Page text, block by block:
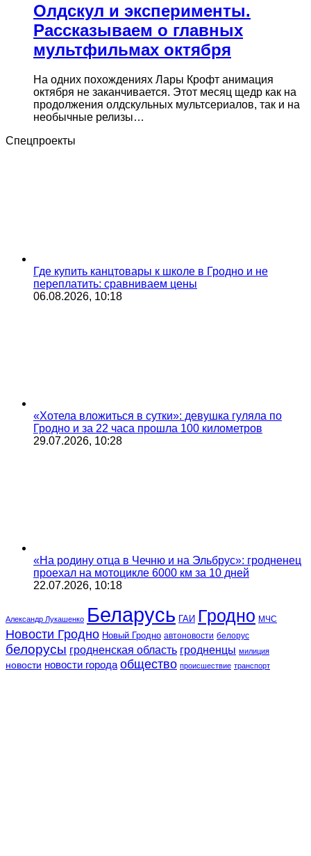
Олдскул и эксперименты.
Рассказываем о главных
мультфильмах октября
На одних похождениях Лары Крофт анимация
октября не заканчивается. Этот месяц щедр как на
продолжения олдскульных мультсериалов, так и на
необычные релизы…
Спецпроекты
Где купить канцтовары к школе в Гродно и не
переплатить: сравниваем цены
06.08.2026, 10:18
«Хотела вложиться в сутки»: девушка гуляла по
Гродно и за 22 часа прошла 100 километров
29.07.2026, 10:28
«На родину отца в Чечню и на Эльбрус»: гродненец
проехал на мотоцикле 6000 км за 10 дней
22.07.2026, 10:18
Александр Лукашенко Беларусь ГАИ Гродно МЧС
Новости Гродно Новый Гродно автоновости белорус
белорусы гродненская область гродненцы милиция
новости новости города общество происшествие транспорт